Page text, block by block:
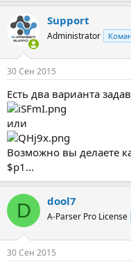
Support
Administrator
30 Сен 2015
Есть два варианта
или
Возможно вы делаете
$p1...
D dool7
A-Parser Pro License
30 Сен 2015